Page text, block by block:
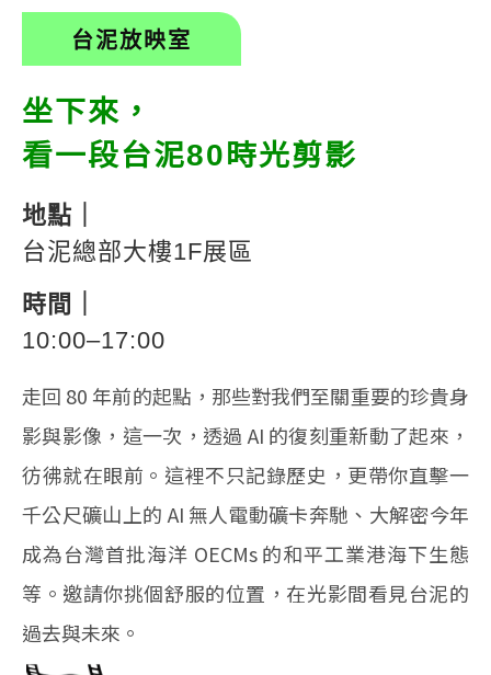
台泥放映室
坐下來，
看一段台泥80時光剪影
地點｜
台泥總部大樓1F展區
時間｜
10:00–17:00
走回 80 年前的起點，那些對我們至關重要的珍貴身
影與影像，這一次，透過 AI 的復刻重新動了起來，
彷彿就在眼前。這裡不只記錄歷史，更帶你直擊一
千公尺礦山上的 AI 無人電動礦卡奔馳、大解密今年
成為台灣首批海洋 OECMs 的和平工業港海下生態
等。邀請你挑個舒服的位置，在光影間看見台泥的
過去與未來。